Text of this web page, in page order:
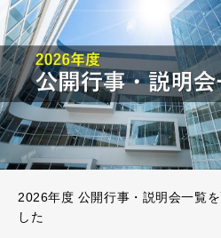
2026年度 公開行事・説明会一覧を
した